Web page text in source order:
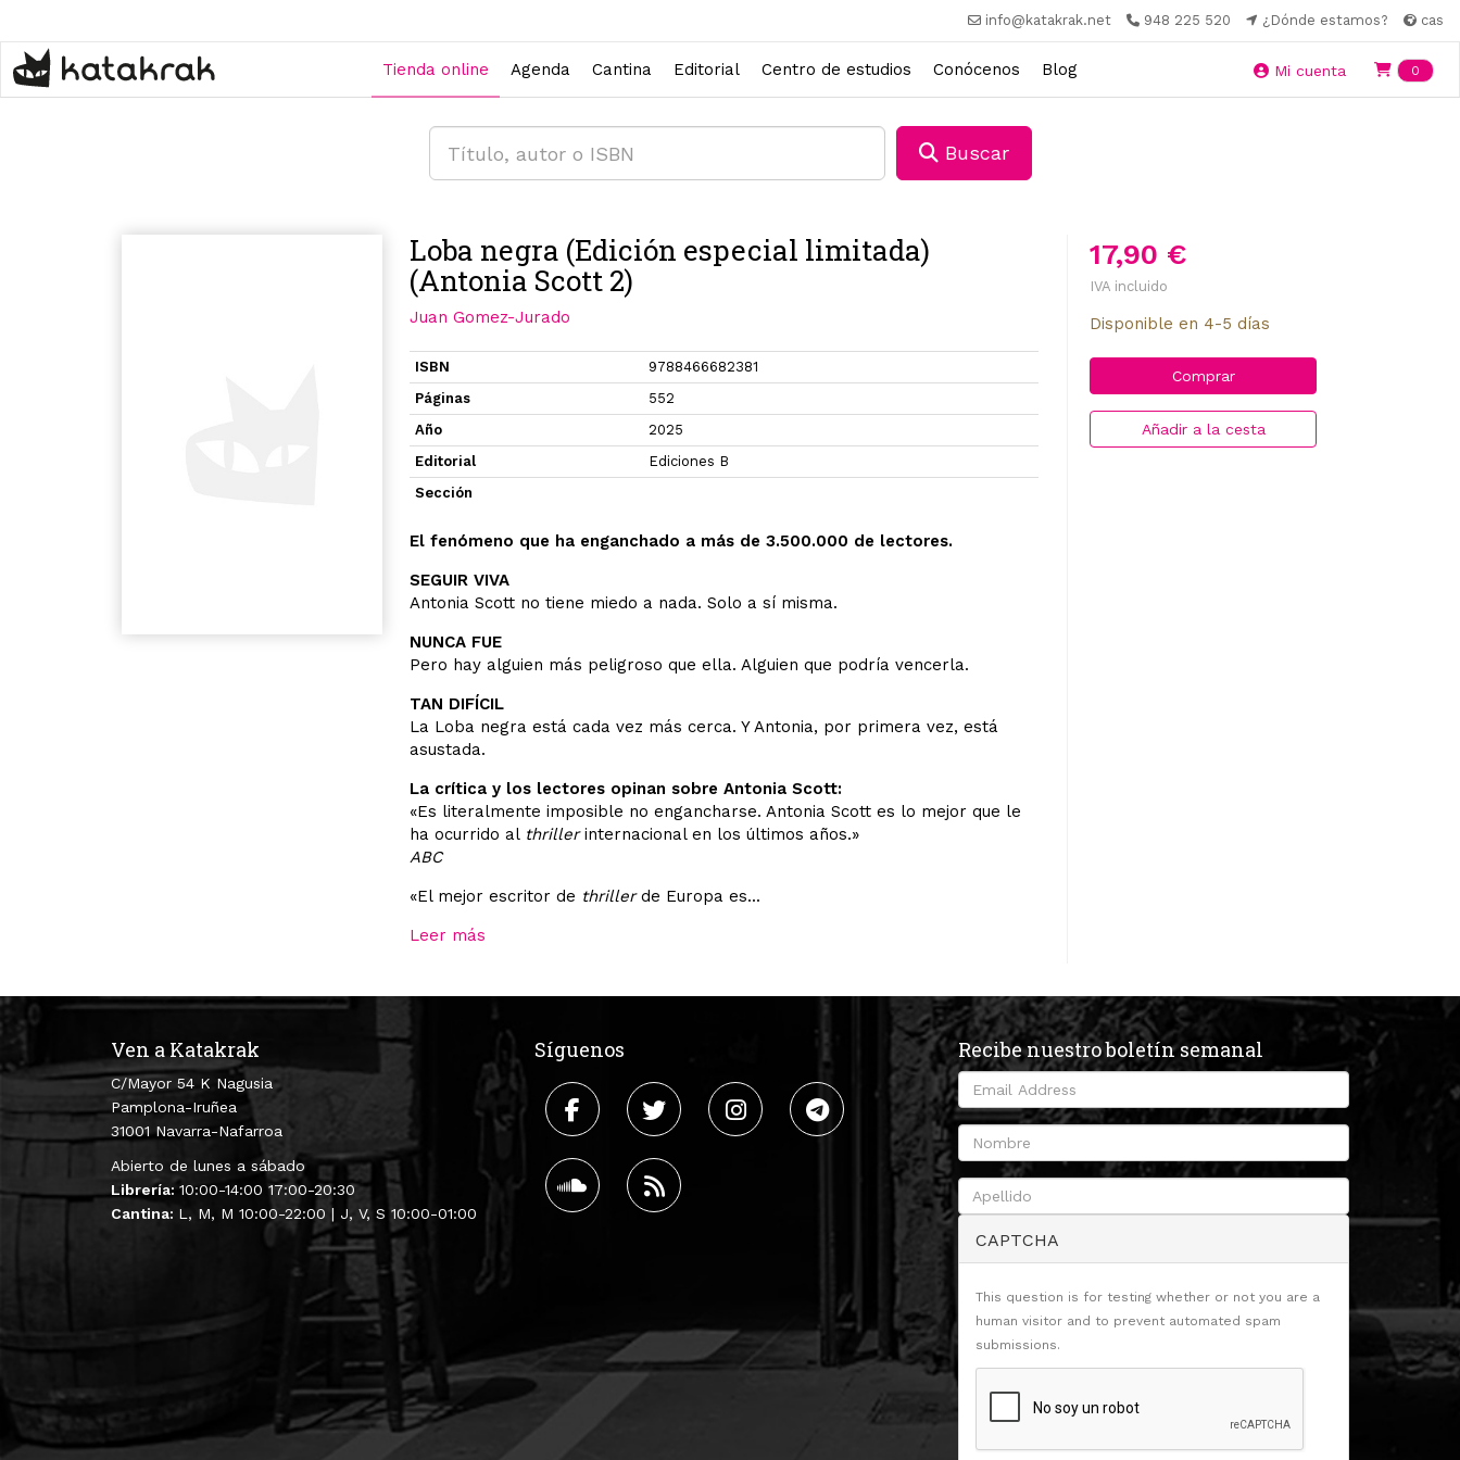
contenido
principal
info@katakrak.net 948 225 520 ¿Dónde estamos? cas
Tienda online Agenda Cantina Editorial Centro de estudios Conócenos Blog Mi cuenta 0
Buscar
17,90 €
IVA incluido
Disponible en 4-5 días
Comprar
Añadir a la cesta
Loba negra (Edición especial limitada)
(Antonia Scott 2)
Juan Gomez-Jurado
ISBN
9788466682381
Páginas
552
Año
2025
Editorial
Ediciones B
Sección
El fenómeno que ha enganchado a más de 3.500.000 de lectores.
SEGUIR VIVA
Antonia Scott no tiene miedo a nada. Solo a sí misma.
NUNCA FUE
Pero hay alguien más peligroso que ella. Alguien que podría vencerla.
TAN DIFÍCIL
La Loba negra está cada vez más cerca. Y Antonia, por primera vez, está
asustada.
La crítica y los lectores opinan sobre Antonia Scott:
«Es literalmente imposible no engancharse. Antonia Scott es lo mejor que le
ha ocurrido al thrillerinternacional en los últimos años.»
ABC
«El mejor escritor de thrillerde Europa es...
Leer más
Ven a Katakrak
C/Mayor 54 K Nagusia
Pamplona-Iruñea
31001 Navarra-Nafarroa
Abierto de lunes a sábado
Librería: 10:00-14:00 17:00-20:30
Cantina: L, M, M 10:00-22:00 | J, V, S 10:00-01:00
Síguenos Recibe nuestro boletín semanal
CAPTCHA
This question is for testing whether or not you are a
human visitor and to prevent automated spam
submissions.